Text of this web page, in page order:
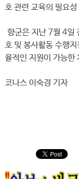
호 관련 교육의 필요
향군은 지난 7월 4일
호 및 봉사활동 수행
율적인 지원이 가능
코나스 이숙경 기자